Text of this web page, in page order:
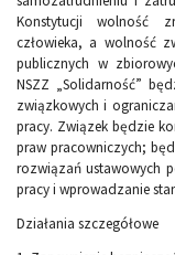
Konstytucji wolność
człowieka, a wolność
publicznych w
NSZZ „Solidarność”
związkowych i
pracy. Związek będzie
praw pracowniczych;
rozwiązań ustawowych
pracy i wprowadzanie
Działania szczegółowe